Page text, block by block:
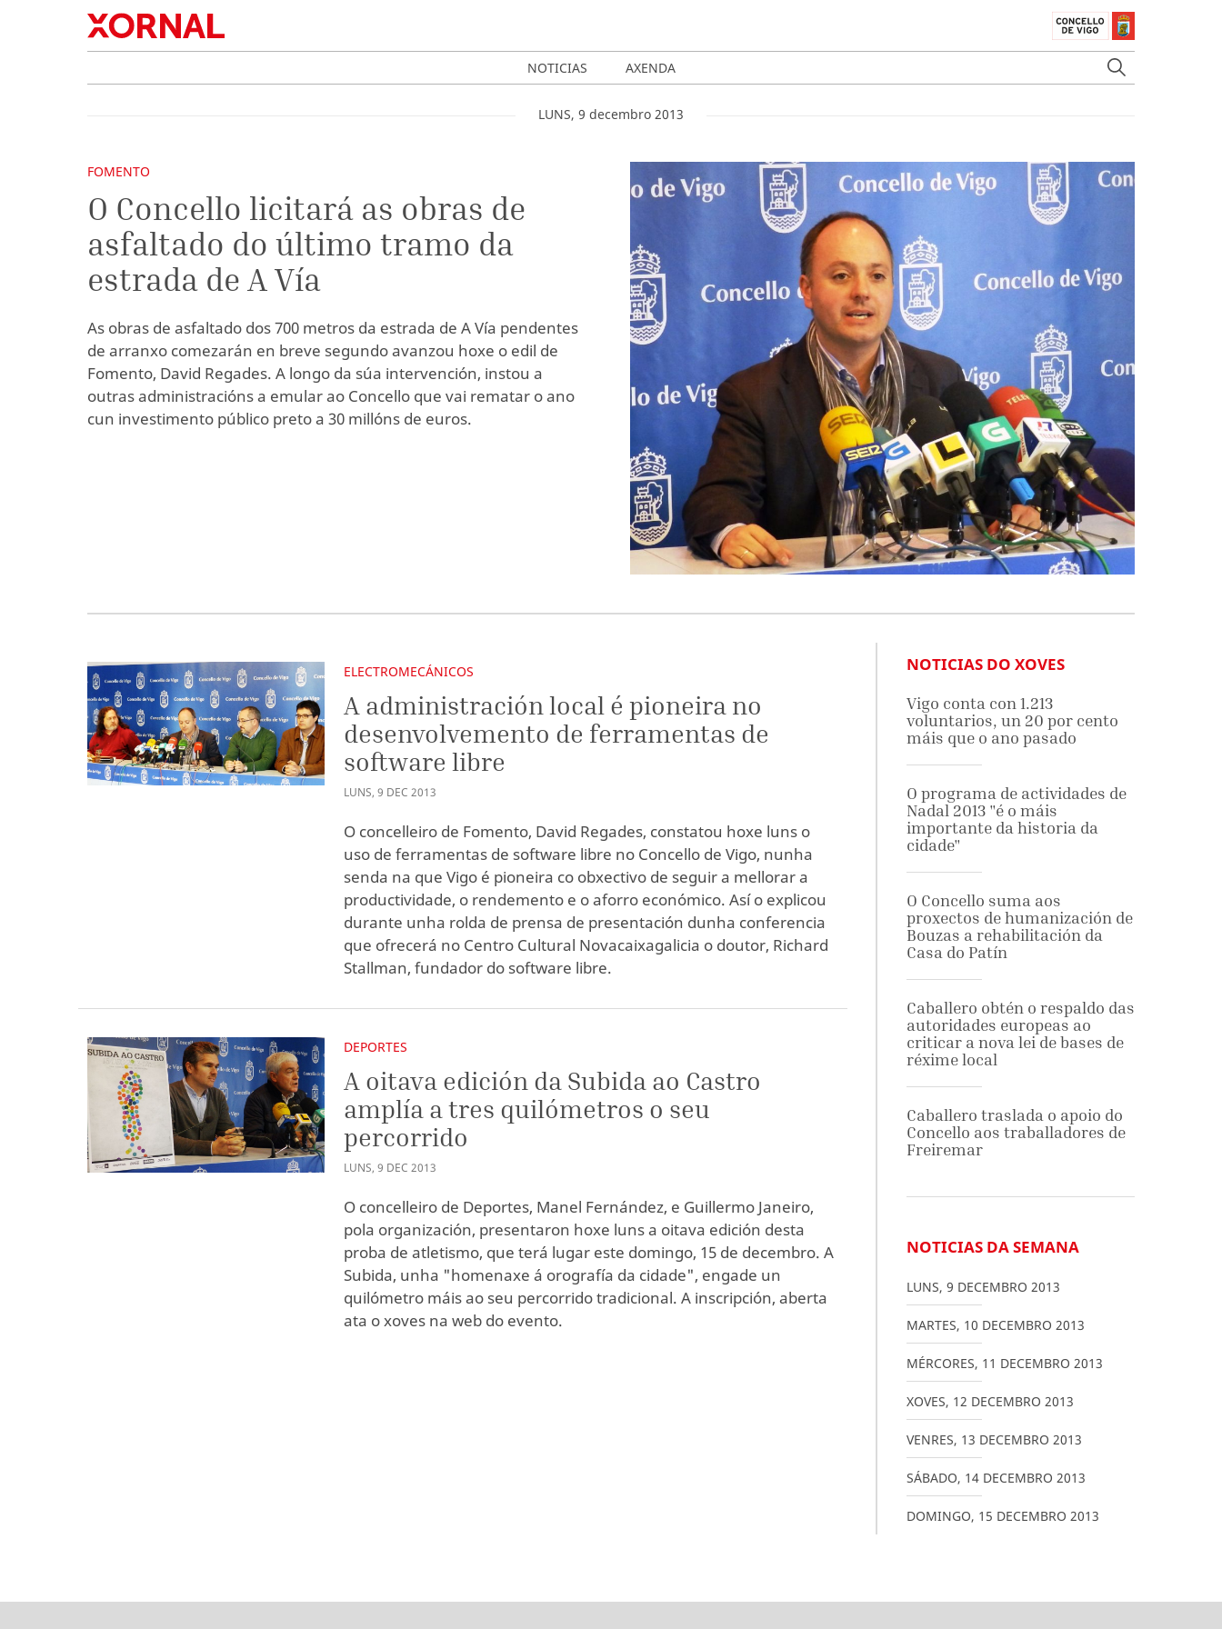
NOTICIAS AXENDA
LUNS, 9 decembro 2013
FOMENTO
O Concello licitará as obras de
asfaltado do último tramo da
estrada de A Vía
As obras de asfaltado dos 700 metros da estrada de A Vía pendentes
de arranxo comezarán en breve segundo avanzou hoxe o edil de
Fomento, David Regades. A longo da súa intervención, instou a
outras administracións a emular ao Concello que vai rematar o ano
cun investimento público preto a 30 millóns de euros.
ELECTROMECÁNICOS
A administración local é pioneira no
desenvolvemento de ferramentas de
software libre
LUNS,9 DEC 2013
O concelleiro de Fomento, David Regades, constatou hoxe luns o
uso de ferramentas de software libre no Concello de Vigo, nunha
senda na que Vigo é pioneira co obxectivo de seguir a mellorar a
productividade, o rendemento e o aforro económico. Así o explicou
durante unha rolda de prensa de presentación dunha conferencia
que ofrecerá no Centro Cultural Novacaixagalicia o doutor, Richard
Stallman, fundador do software libre.
DEPORTES
A oitava edición da Subida ao Castro
amplía a tres quilómetros o seu
percorrido
LUNS,9 DEC 2013
O concelleiro de Deportes, Manel Fernández, e Guillermo Janeiro,
pola organización, presentaron hoxe luns a oitava edición desta
proba de atletismo, que terá lugar este domingo, 15 de decembro. A
Subida, unha "homenaxe á orografía da cidade", engade un
quilómetro máis ao seu percorrido tradicional. A inscripción, aberta
ata o xoves na web do evento.
NOTICIAS DO XOVES
Vigo conta con 1.213
voluntarios, un 20 por cento
máis que o ano pasado
O programa de actividades de
Nadal 2013 "é o máis
importante da historia da
cidade"
O Concello suma aos
proxectos de humanización de
Bouzas a rehabilitación da
Casa do Patín
Caballero obtén o respaldo das
autoridades europeas ao
criticar a nova lei de bases de
réxime local
Caballero traslada o apoio do
Concello aos traballadores de
Freiremar
NOTICIAS DA SEMANA
LUNS, 9 DECEMBRO 2013
MARTES, 10 DECEMBRO 2013
MÉRCORES, 11 DECEMBRO 2013
XOVES, 12 DECEMBRO 2013
VENRES, 13 DECEMBRO 2013
SÁBADO, 14 DECEMBRO 2013
DOMINGO, 15 DECEMBRO 2013